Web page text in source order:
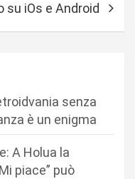
su iOs e Android
senza
è un enigma
A Holua la
piace” può